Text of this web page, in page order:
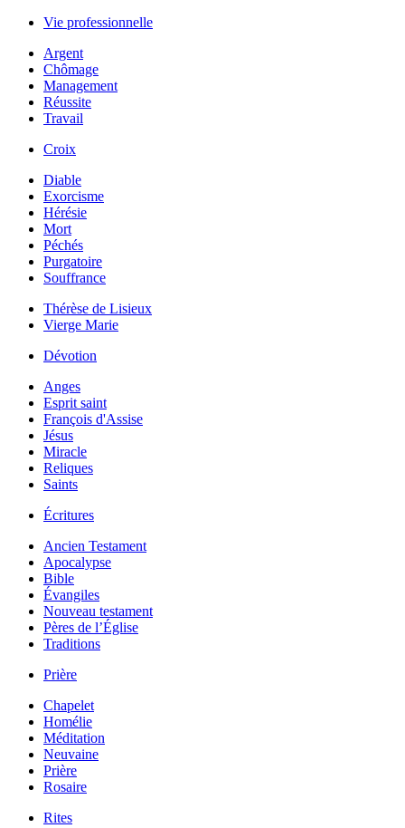
Vie professionnelle
Argent
Chômage
Management
Réussite
Travail
Croix
Diable
Exorcisme
Hérésie
Mort
Péchés
Purgatoire
Souffrance
Thérèse de Lisieux
Vierge Marie
Dévotion
Anges
Esprit saint
François d'Assise
Jésus
Miracle
Reliques
Saints
Écritures
Ancien Testament
Apocalypse
Bible
Évangiles
Nouveau testament
Pères de l’Église
Traditions
Prière
Chapelet
Homélie
Méditation
Neuvaine
Prière
Rosaire
Rites